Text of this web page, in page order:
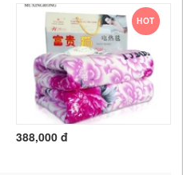
HOT
388,000 đ